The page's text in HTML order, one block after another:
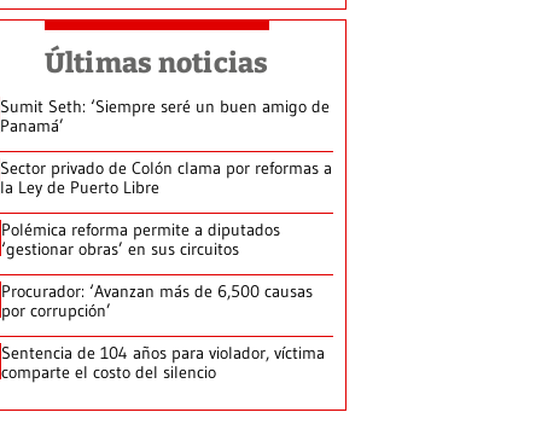
Últimas noticias
Sumit Seth: ‘Siempre seré un buen amigo de
Panamá’
Sector privado de Colón clama por reformas a
la Ley de Puerto Libre
Polémica reforma permite a diputados
‘gestionar obras’ en sus circuitos
Procurador: ‘Avanzan más de 6,500 causas
por corrupción’
Sentencia de 104 años para violador, víctima
comparte el costo del silencio